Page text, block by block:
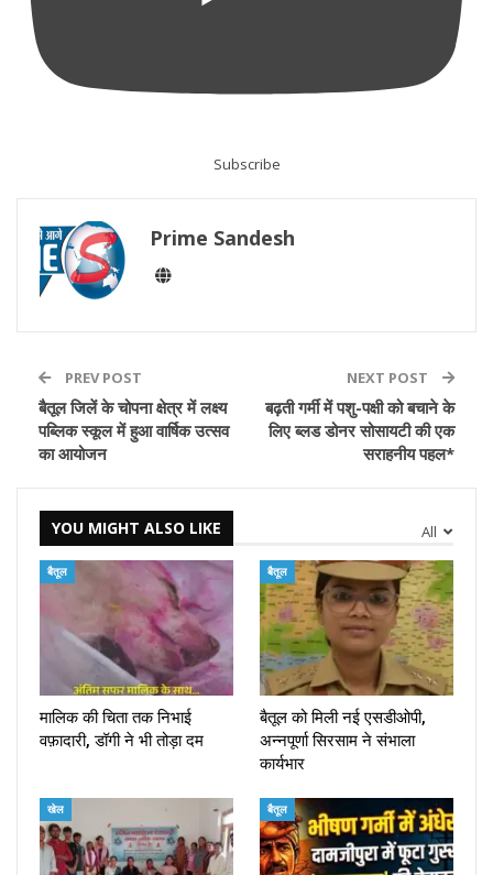
Subscribe
Prime Sandesh
PREV POST
बैतूल जिलें के चोपना क्षेत्र में लक्ष्य
पब्लिक स्कूल में हुआ वार्षिक उत्सव
का आयोजन
NEXT POST
बढ़ती गर्मी में पशु-पक्षी को बचाने के
लिए ब्लड डोनर सोसायटी की एक
सराहनीय पहल*
All
YOU MIGHT ALSO LIKE
बैतूल
मालिक की चिता तक निभाई
वफ़ादारी, डॉगी ने भी तोड़ा दम
बैतूल
बैतूल को मिली नई एसडीओपी,
अन्नपूर्णा सिरसाम ने संभाला
कार्यभार
खेल बैतूल